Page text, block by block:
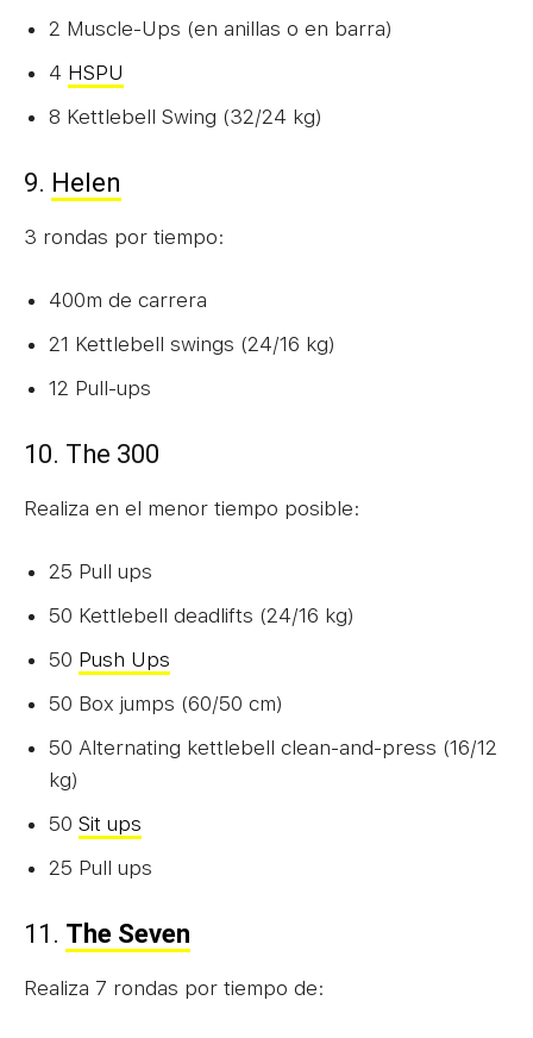
2 Muscle-Ups (en anillas o en barra)
4 HSPU
8 Kettlebell Swing (32/24 kg)
9. Helen
3 rondas por tiempo:
400m de carrera
21 Kettlebell swings (24/16 kg)
12 Pull-ups
10. The 300
Realiza en el menor tiempo posible:
25 Pull ups
50 Kettlebell deadlifts (24/16 kg)
50 Push Ups
50 Box jumps (60/50 cm)
50 Alternating kettlebell clean-and-press (16/12
kg)
50 Sit ups
25 Pull ups
11. The Seven
Realiza 7 rondas por tiempo de: